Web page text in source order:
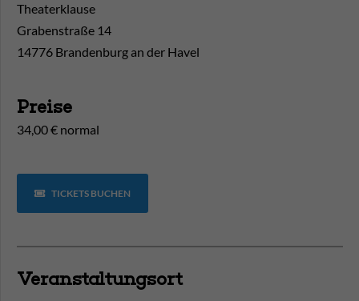
Theaterklause
Grabenstraße 14
14776 Brandenburg an der Havel
Preise
34,00 € normal
TICKETS BUCHEN
Veranstaltungsort